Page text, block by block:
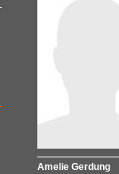
Amelie Gerdung